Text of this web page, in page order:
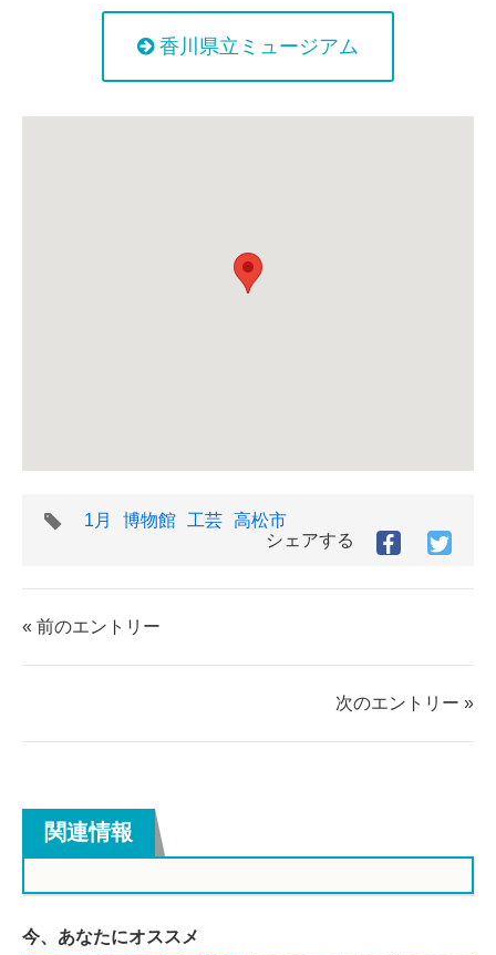
香川県立ミュージアム
タ
1月 博物館 工芸 高松市
シェアする
Facebook
シ
す
シ
す
« 前のエントリー
次のエントリー »
関連情報
今、あなたにオススメ